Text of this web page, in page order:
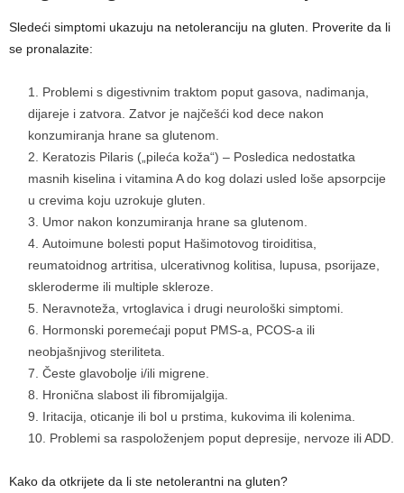
Sledeći simptomi ukazuju na netoleranciju na gluten. Proverite da li
se pronalazite:
Problemi s digestivnim traktom poput gasova, nadimanja,
dijareje i zatvora. Zatvor je najčešći kod dece nakon
konzumiranja hrane sa glutenom.
Keratozis Pilaris („pileća koža“) – Posledica nedostatka
masnih kiselina i vitamina A do kog dolazi usled loše apsorpcije
u crevima koju uzrokuje gluten.
Umor nakon konzumiranja hrane sa glutenom.
Autoimune bolesti poput Hašimotovog tiroiditisa,
reumatoidnog artritisa, ulcerativnog kolitisa, lupusa, psorijaze,
skleroderme ili multiple skleroze.
Neravnoteža, vrtoglavica i drugi neurološki simptomi.
Hormonski poremećaji poput PMS-a, PCOS-a ili
neobjašnjivog steriliteta.
Česte glavobolje i/ili migrene.
Hronična slabost ili fibromijalgija.
Iritacija, oticanje ili bol u prstima, kukovima ili kolenima.
Problemi sa raspoloženjem poput depresije, nervoze ili ADD.
Kako da otkrijete da li ste netolerantni na gluten?